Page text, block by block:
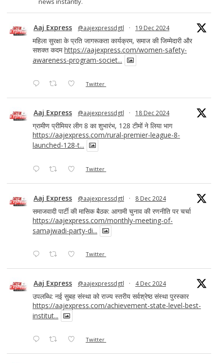
Aaj Express @aajexpressdgtl · 19 Dec 2024
महिला सुरक्षा के प्रति जागरूकता कार्यक्रम, समाज की जिम्मेदारी और
सशक्त कदमhttps://aajexpress.com/women-safety-
awareness-program-societ...
Twitter
Aaj Express @aajexpressdgtl · 18 Dec 2024
ग्रामीण प्रीमियर लीग 8 का शुभारंभ, 128 टीमों ने लिया भाग
https://aajexpress.com/rural-premier-league-8-
launched-128-t...
Twitter
Aaj Express @aajexpressdgtl · 8 Dec 2024
समाजवादी पार्टी की मासिक बैठक: आगामी चुनाव की रणनीति पर चर्चा
https://aajexpress.com/monthly-meeting-of-
samajwadi-party-di...
Twitter
Aaj Express @aajexpressdgtl · 4 Dec 2024
उपलब्धि: नई सुबह संस्था को राज्य स्तरीय सर्वश्रेष्ठ संस्था पुरस्कार
https://aajexpress.com/achievement-state-level-best-
institut...
Twitter